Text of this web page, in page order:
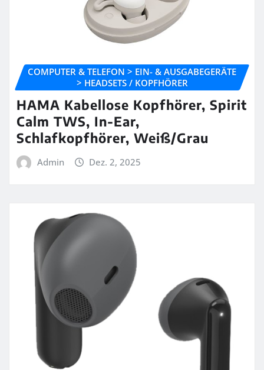
COMPUTER & TELEFON > EIN- & AUSGABEGERÄTE
> HEADSETS / KOPFHÖRER
HAMA Kabellose Kopfhörer, Spirit
Calm TWS, In-Ear,
Schlafkopfhörer, Weiß/Grau
Admin Dez. 2, 2025